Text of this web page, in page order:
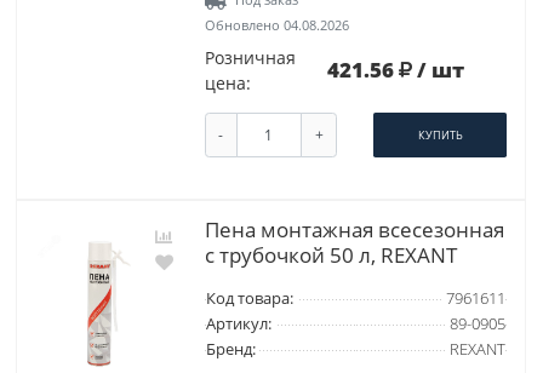
Обновлено 04.08.2026
Розничная
цена:
421.56 / шт
- + КУПИТЬ
Пена монтажная всесезонная
с трубочкой 50 л, REXANT
Код товара:
7961611
Артикул:
89-0905
Бренд:
REXANT